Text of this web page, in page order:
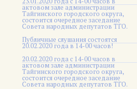
актовом зале администрации
Тайгинского городского округа,
состоится очередное заседание
Совета народных депутатов ТГО.
Публичные слушания состоятся
20.02.2020 года в 14-00 часов!
20.02.2020 года с 14-00 часов в
актовом зале администрации
Тайгинского городского округа,
состоится очередное заседание
Совета народных депутатов ТГО.